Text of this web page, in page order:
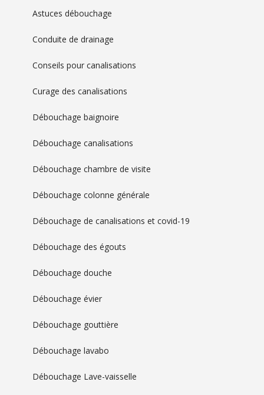
Astuces débouchage
Conduite de drainage
Conseils pour canalisations
Curage des canalisations
Débouchage baignoire
Débouchage canalisations
Débouchage chambre de visite
Débouchage colonne générale
Débouchage de canalisations et covid-19
Débouchage des égouts
Débouchage douche
Débouchage évier
Débouchage gouttière
Débouchage lavabo
Débouchage Lave-vaisselle